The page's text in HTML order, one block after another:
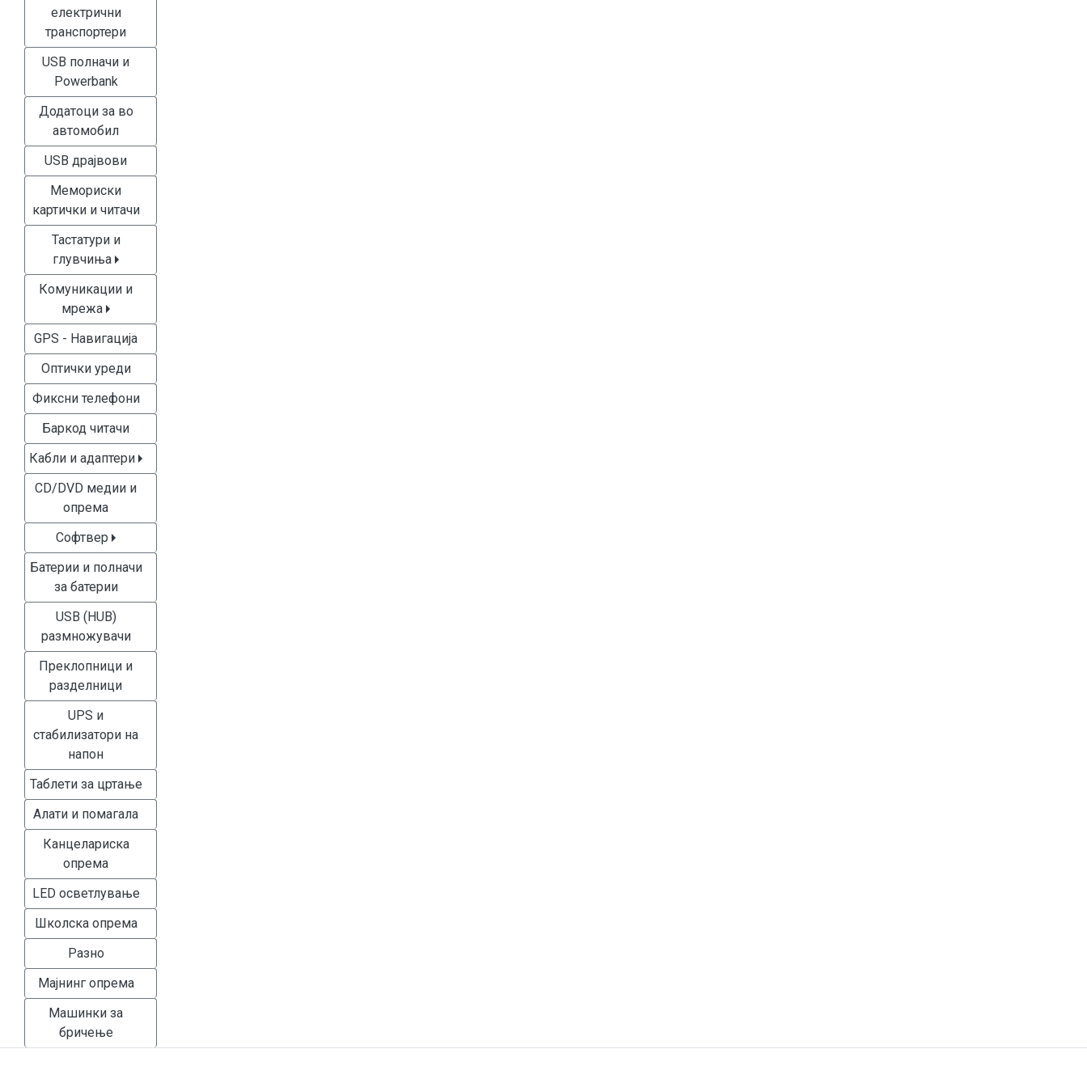
електрични
транспортери
USB полначи и
Powerbank
Додатоци за во
автомобил
USB драјвови
Мемориски
картички и читачи
Тастатури и
глувчиња
Комуникации и
мрежа
GPS - Навигација
Оптички уреди
Фиксни телефони
Баркод читачи
Кабли и адаптери
CD/DVD медии и
опрема
Софтвер
Батерии и полначи
за батерии
USB (HUB)
размножувачи
Преклопници и
разделници
UPS и
стабилизатори на
напон
Таблети за цртање
Алати и помагала
Канцелариска
опрема
LED осветлување
Школска опрема
Разно
Мајнинг опрема
Машинки за
бричење